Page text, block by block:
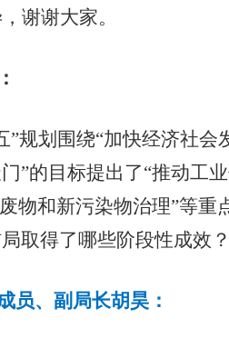
谢谢大家。
”规划围绕“加快经济社会
”的目标提出了“推动工
物和新污染物治理”等重
取得了哪些阶段性成效
员、副局长胡昊 ：